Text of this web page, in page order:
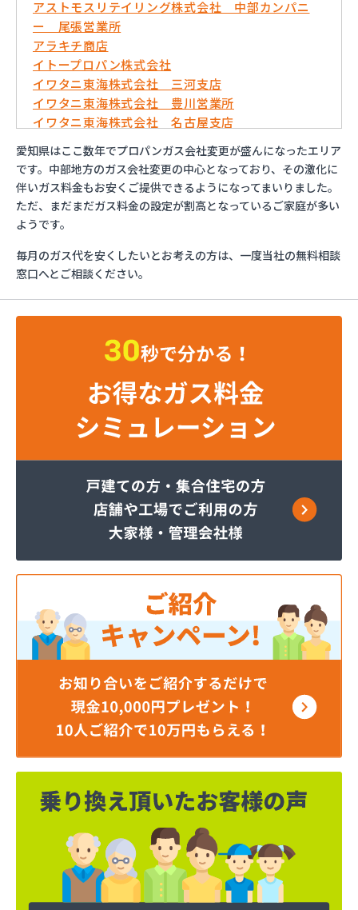
アストモスリテイリング株式会社 中部カンパニ
ー 尾張営業所
アラキチ商店
イトープロパン株式会社
イワタニ東海株式会社 三河支店
イワタニ東海株式会社 豊川営業所
イワタニ東海株式会社 名古屋支店
イワタニ東海株式会社 名古屋南営業所
およべプロパン
ガスショップイチカワ
ガステックサービス株式会社 安城営業所
ガステックサービス株式会社 西三河支店
ガステックサービス株式会社 蒲郡営業所
ガステックサービス株式会社 吉良営業所
ガステックサービス株式会社 新城営業所
ガステックサービス株式会社 西尾営業所
ガステックサービス株式会社 尾張支店 春日井営
ガステックサービス株式会社 豊川営業所
カネテン商店
サーラプラザ蒲郡
サンダイ燃料店
ジェイエイ・トービス株式会社 名古屋営業所
ダイイチガスコム株式会社 尾張営業所
チリウヒーターサービス
ツバメガス株式会社新城営業所
ニイミガス株式会社
ニイミ産業株式会社 本部・ホームガス
ニイミ産業株式会社 ホームガス 名古屋西営業所
ニイミ産業株式会社 尾張旭営業所
ハタスビルダー株式会社 リボンガス
ひまわり農協 燃料課・プロパンガス
フジオートステーション
フジヨシ商店
フルタ鹿乗店
ます角商店
マルタケ株式会社
マルト尾関商店
ミライフ西日本株式会社名古屋店
愛知県はここ数年でプロパンガス会社変更が盛んになったエリア
です。中部地方のガス会社変更の中心となっており、その激化に
伴いガス料金もお安くご提供できるようになってまいりました。
ただ、まだまだガス料金の設定が割高となっているご家庭が多い
ようです。
毎月のガス代を安くしたいとお考えの方は、一度当社の無料相談
窓口へとご相談ください。